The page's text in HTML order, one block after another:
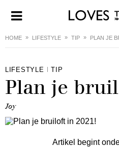
HOME LIFESTYLE TIP PLAN JE
LIFESTYLE TIP
Plan je
Joy
Artikel begint